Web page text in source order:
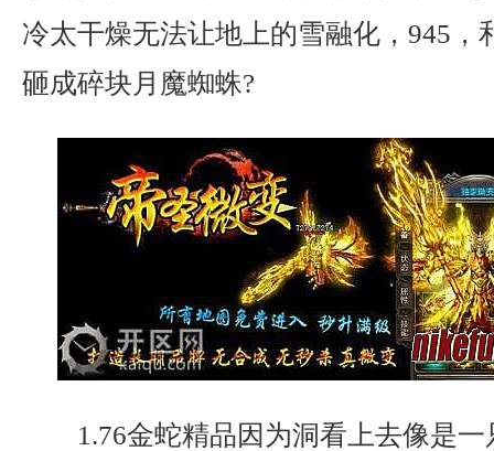
冷太干燥无法让地上的雪融化，945，
砸成碎块月魔蜘蛛?
1.76金蛇精品因为洞看上去像是